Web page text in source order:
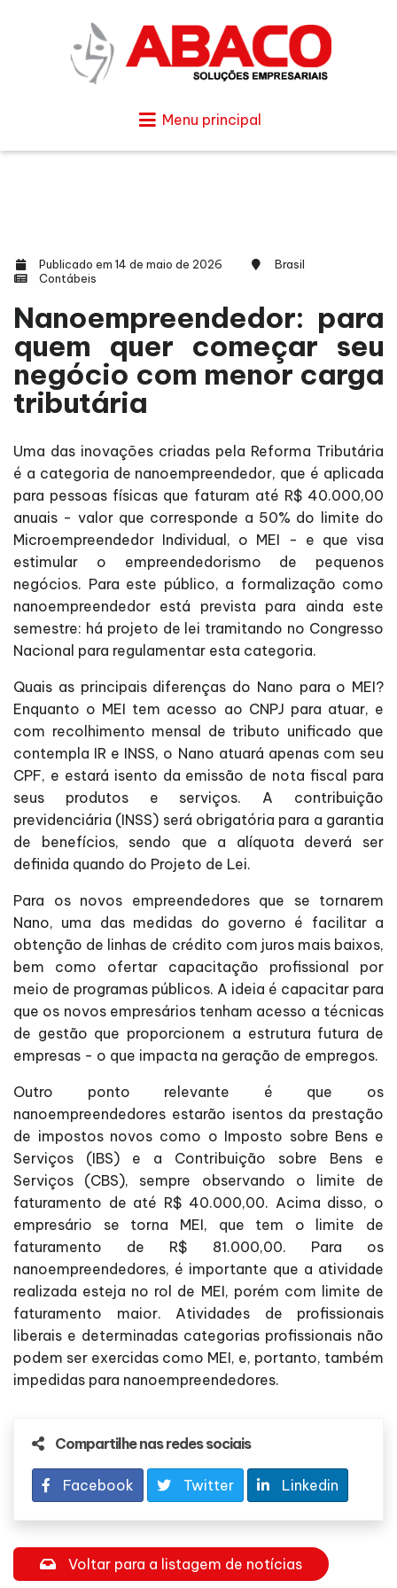
Menu principal
Publicado em 14 de maio de 2026
Brasil
Contábeis
Nanoempreendedor: para
quem quer começar seu
negócio com menor carga
tributária
Uma das inovações criadas pela Reforma Tributária
é a categoria de nanoempreendedor, que é aplicada
para pessoas físicas que faturam até R$ 40.000,00
anuais - valor que corresponde a 50% do limite do
Microempreendedor Individual, o MEI - e que visa
estimular o empreendedorismo de pequenos
negócios. Para este público, a formalização como
nanoempreendedor está prevista para ainda este
semestre: há projeto de lei tramitando no Congresso
Nacional para regulamentar esta categoria.
Quais as principais diferenças do Nano para o MEI?
Enquanto o MEI tem acesso ao CNPJ para atuar, e
com recolhimento mensal de tributo unificado que
contempla IR e INSS, o Nano atuará apenas com seu
CPF, e estará isento da emissão de nota fiscal para
seus produtos e serviços. A contribuição
previdenciária (INSS) será obrigatória para a garantia
de benefícios, sendo que a alíquota deverá ser
definida quando do Projeto de Lei.
Para os novos empreendedores que se tornarem
Nano, uma das medidas do governo é facilitar a
obtenção de linhas de crédito com juros mais baixos,
bem como ofertar capacitação profissional por
meio de programas públicos. A ideia é capacitar para
que os novos empresários tenham acesso a técnicas
de gestão que proporcionem a estrutura futura de
empresas - o que impacta na geração de empregos.
Outro ponto relevante é que os
nanoempreendedores estarão isentos da prestação
de impostos novos como o Imposto sobre Bens e
Serviços (IBS) e a Contribuição sobre Bens e
Serviços (CBS), sempre observando o limite de
faturamento de até R$ 40.000,00. Acima disso, o
empresário se torna MEI, que tem o limite de
faturamento de R$ 81.000,00. Para os
nanoempreendedores, é importante que a atividade
realizada esteja no rol de MEI, porém com limite de
faturamento maior. Atividades de profissionais
liberais e determinadas categorias profissionais não
podem ser exercidas como MEI, e, portanto, também
impedidas para nanoempreendedores.
Compartilhe nas redes sociais
Facebook Twitter Linkedin
Voltar para a listagem de notícias